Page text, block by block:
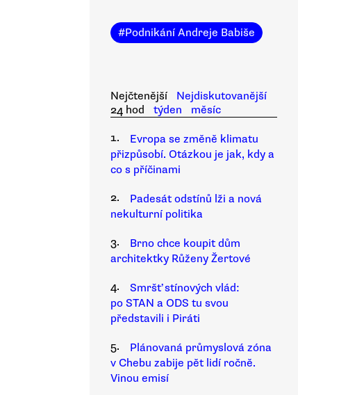
#Podnikání Andreje Babiše
Nejčtenější
Nejdiskutovanější
24 hod
týden
měsíc
1.
Evropa se změně klimatu
přizpůsobí. Otázkou je jak, kdy a
co s příčinami
2.
Padesát odstínů lži a nová
nekulturní politika
3.
Brno chce koupit dům
architektky Růženy Žertové
4.
Smršť stínových vlád:
po STAN a ODS tu svou
představili i Piráti
5.
Plánovaná průmyslová zóna
v Chebu zabije pět lidí ročně.
Vinou emisí